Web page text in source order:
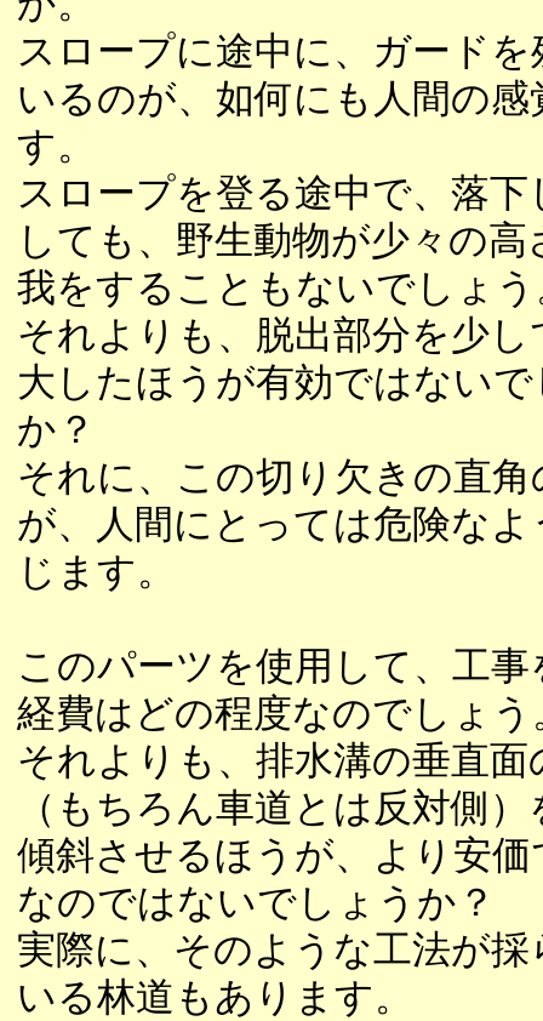
スロープに途中に、ガードを
いるのが、如何にも人間の感
す。
スロープを登る途中で、落下
しても、野生動物が少々の高
我をすることもないでしょ
それよりも、脱出部分を少し
大したほうが有効ではない
か？
それに、この切り欠きの直角
が、人間にとっては危険なよ
じます。
このパーツを使用して、工事
経費はどの程度なのでしょう
それよりも、排水溝の垂直面
（もちろん車道とは反対側
傾斜させるほうが、より安価
なのではないでしょうか？
実際に、そのような工法が採
いる林道もあります。